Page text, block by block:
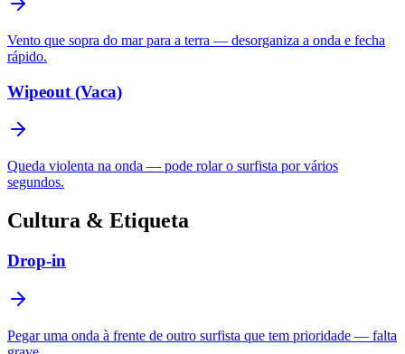
Vento que sopra do mar para a terra — desorganiza a onda e fecha
rápido.
Wipeout (Vaca)
Queda violenta na onda — pode rolar o surfista por vários
segundos.
Cultura & Etiqueta
Drop-in
Pegar uma onda à frente de outro surfista que tem prioridade — falta